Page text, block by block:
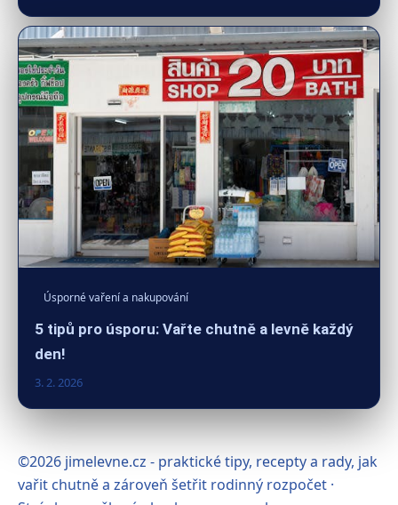
Úsporné vaření a nakupování
5 tipů pro úsporu: Vařte chutně a levně každý
den!
3. 2. 2026
©2026 jimelevne.cz - praktické tipy, recepty a rady, jak
vařit chutně a zároveň šetřit rodinný rozpočet ·